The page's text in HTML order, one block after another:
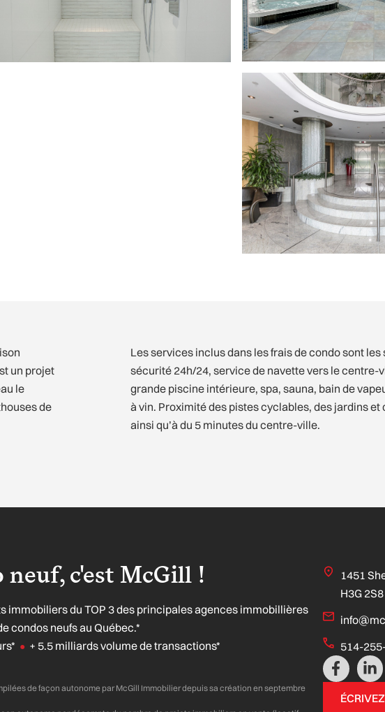
un projet
le
de
Les services inclus dans les frais de condo sont
sécurité 24h/24, service de navette vers le centre-
grande piscine intérieure, spa, sauna, bain de
à vin. Proximité des pistes cyclables, des jardins
ainsi qu’à du 5 minutes du centre-ville.
neuf, c'est McGill !
immobiliers du TOP 3 des principales agences immobillières
condos neufs au Québec.*
●+ 5.5 milliards volume de transactions*
de façon autonome par McGill Immobilier depuis sa création en septembre
1451
H3G 2S8
514-
F
a
c
e
L
i
n
k